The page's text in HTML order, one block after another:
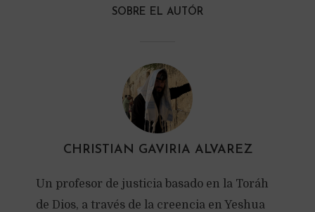
SOBRE EL AUTÓR
CHRISTIAN GAVIRIA ALVAREZ
Un profesor de justicia basado en la Toráh
de Dios, a través de la creencia en Yeshua